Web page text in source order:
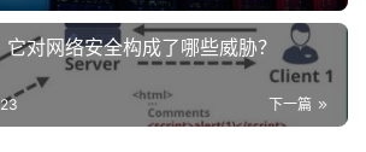
对网络安全构成了哪些威胁？
下一篇